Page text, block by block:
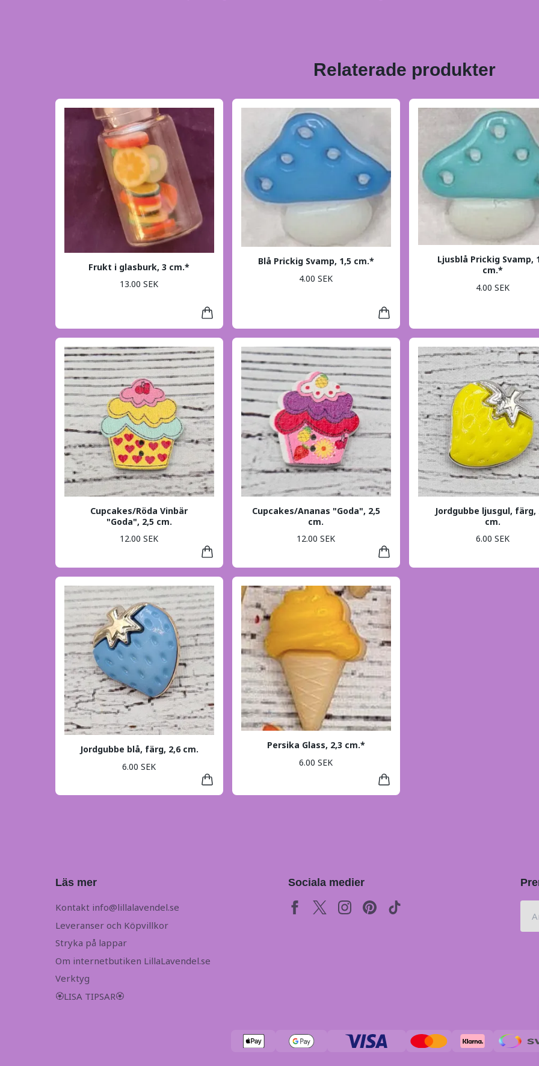
Relaterade produkter
Frukt i glasburk, 3 cm.*
13.00 SEK
Blå Prickig Svamp, 1,5 cm.*
4.00 SEK
Ljusblå Prickig Svamp,
cm.*
4.00 SEK
Cupcakes/Röda Vinbär
"Goda", 2,5 cm.
12.00 SEK
Cupcakes/Ananas "Goda", 2,5
cm.
12.00 SEK
Jordgubbe ljusgul, färg,
cm.
6.00 SEK
Jordgubbe blå, färg, 2,6 cm.
6.00 SEK
Persika Glass, 2,3 cm.*
6.00 SEK
Läs mer
Kontakt info@lillalavendel.se
Leveranser och Köpvillkor
Stryka på lappar
Om internetbutiken LillaLavendel.se
Verktyg
🏵LISA TIPSAR🏵
Sociala medier